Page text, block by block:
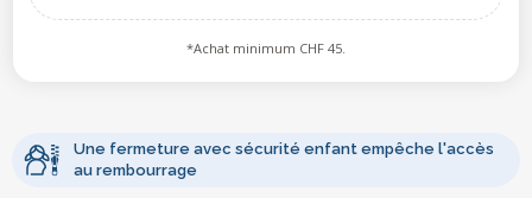
*Achat minimum CHF 45.
Une fermeture avec sécurité enfant empêche l'accès
au rembourrage